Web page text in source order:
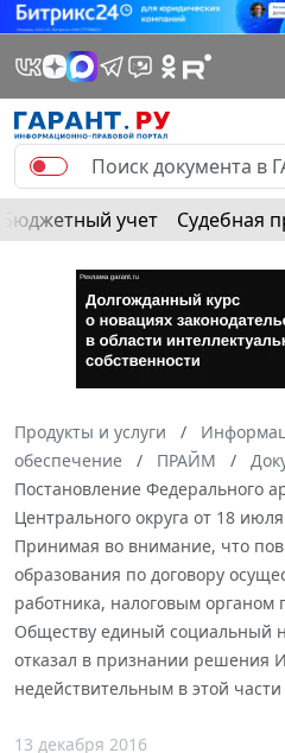
Бюджетный учет Судебная
Продукты и услуги
обеспечение
ПРАЙМ
Постановление Федерального
Центрального округа от 18
Принимая во внимание, что
образования по договору
работника, налоговым
Обществу единый социальный
отказал в признании решения
недействительным в этой
13 декабря 2016